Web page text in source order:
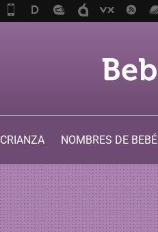
CRIANZA NOMBRES DE BEBÉ